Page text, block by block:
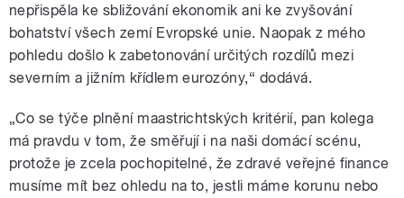
nepřispěla ke sbližování ekonomik ani ke zvyšování
bohatství všech zemí Evropské unie. Naopak z mého
pohledu došlo k zabetonování určitých rozdílů mezi
severním a jižním křídlem eurozóny,“ dodává.
„Co se týče plnění maastrichtských kritérií, pan kolega
má pravdu v tom, že směřují i na naši domácí scénu,
protože je zcela pochopitelné, že zdravé veřejné finance
musíme mít bez ohledu na to, jestli máme korunu nebo